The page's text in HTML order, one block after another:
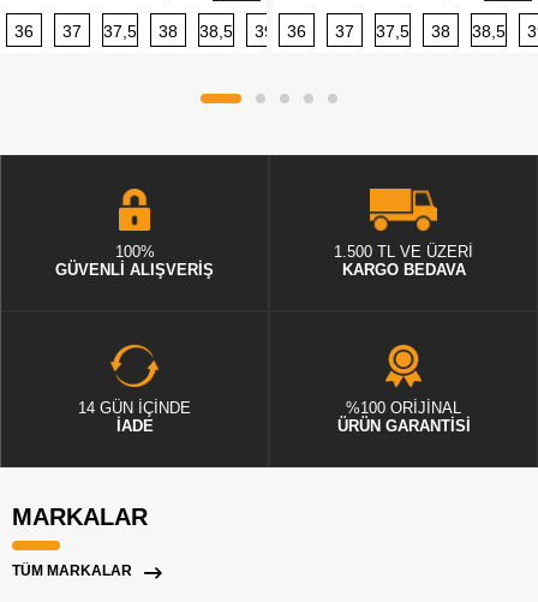
36 37 37,5 38 38,5 39 40 40,5 41 42 42,5
36 37 37,5 38 38,5
100%
GÜVENLİ ALIŞVERİŞ
1.500 TL VE ÜZERİ
KARGO BEDAVA
14 GÜN İÇİNDE
İADE
%100 ORİJİNAL
ÜRÜN GARANTİSİ
MARKALAR
TÜM MARKALAR